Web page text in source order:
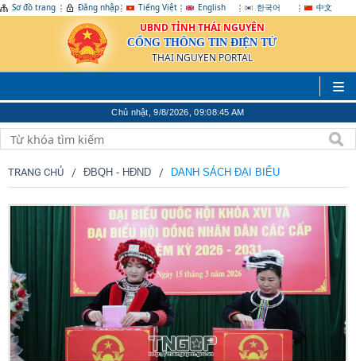
Sơ đồ trang Đăng nhập Tiếng Việt English 한국어 中文
UBND TỈNH THÁI NGUYÊN
CỔNG THÔNG TIN ĐIỆN TỬ
THAI NGUYEN PORTAL
Chủ nhật, 9/8/2026, 09:08:46 AM
TRANG CHỦ ĐBQH - HĐND DANH SÁCH ĐẠI BIỂU